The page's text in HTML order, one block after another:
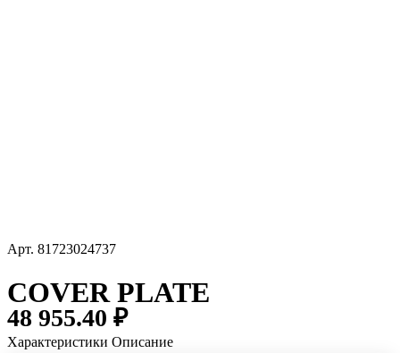
Арт. 81723024737
COVER PLATE
48 955.40 ₽
Характеристики Описание